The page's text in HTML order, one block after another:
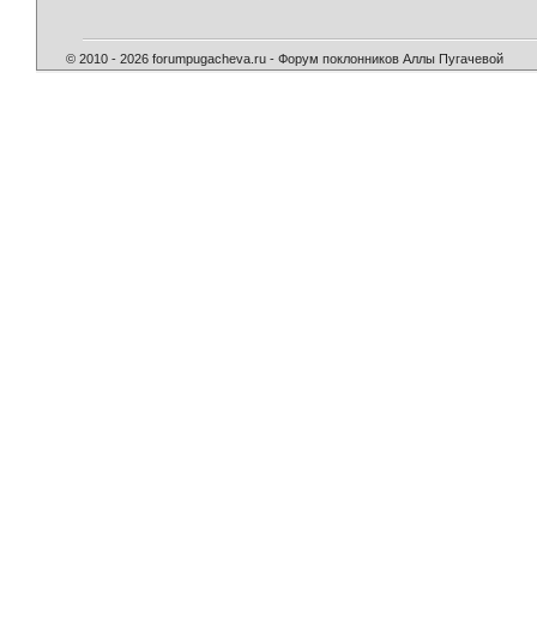
© 2010 - 2026 forumpugacheva.ru - Форум поклонников Аллы Пугачевой